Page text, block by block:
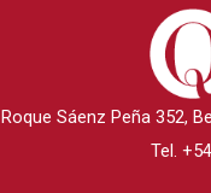
Roque Sáenz Peña 352,
Tel.